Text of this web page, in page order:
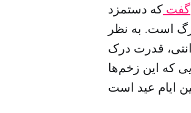
گفت که دستمزد
خط مرگ است. به نظر
قدرت درک
که این زخم‌ها